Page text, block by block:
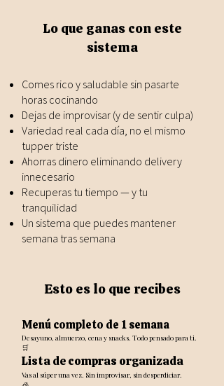
Lo que ganas con este
sistema
Comes rico y saludable sin pasarte
horas cocinando
Dejas de improvisar (y de sentir culpa)
Variedad real cada día, no el mismo
tupper triste
Ahorras dinero eliminando delivery
innecesario
Recuperas tu tiempo — y tu
tranquilidad
Un sistema que puedes mantener
semana tras semana
Esto es lo que recibes
Menú completo de 1 semana
Desayuno, almuerzo, cena y snacks. Todo pensado para ti.
🛒
Lista de compras organizada
Vas al súper una vez. Sin improvisar, sin desperdiciar.